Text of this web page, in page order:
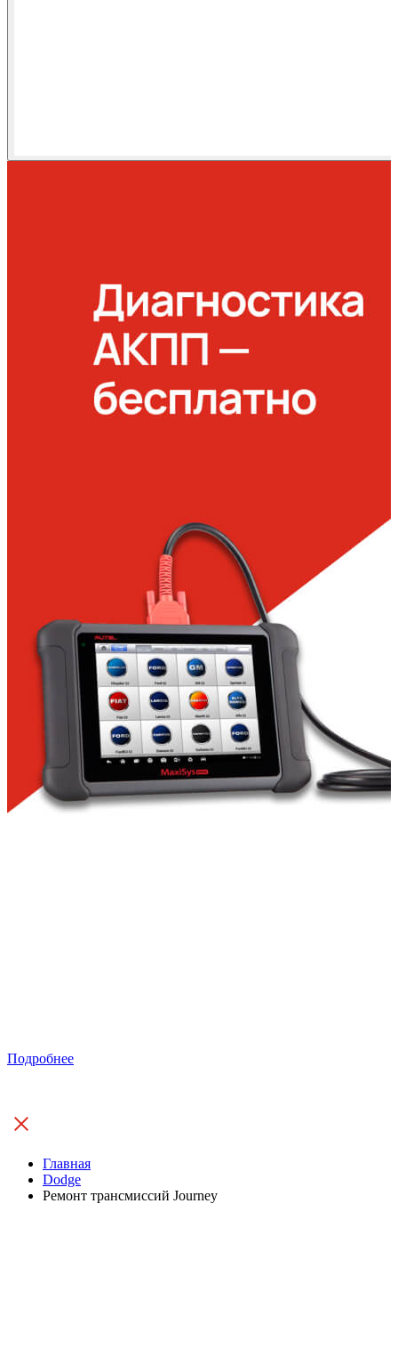
Подробнее
Главная
Dodge
Ремонт трансмиссий Journey